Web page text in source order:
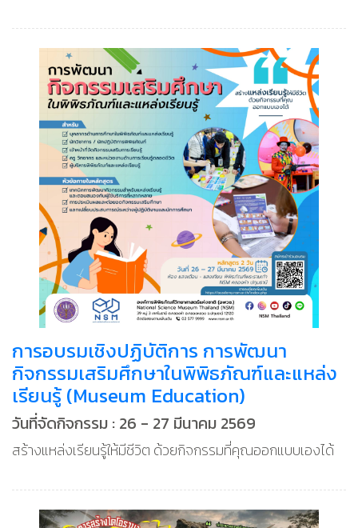
การอบรมเชิงปฏิบัติการ การพัฒนา
กิจกรรมเสริมศึกษาในพิพิธภัณฑ์และแหล่ง
เรียนรู้ (Museum Education)
วันที่จัดกิจกรรม : 26 - 27 มีนาคม 2569
สร้างแหล่งเรียนรู้ให้มีชีวิต ด้วยกิจกรรมที่คุณออกแบบเองได้